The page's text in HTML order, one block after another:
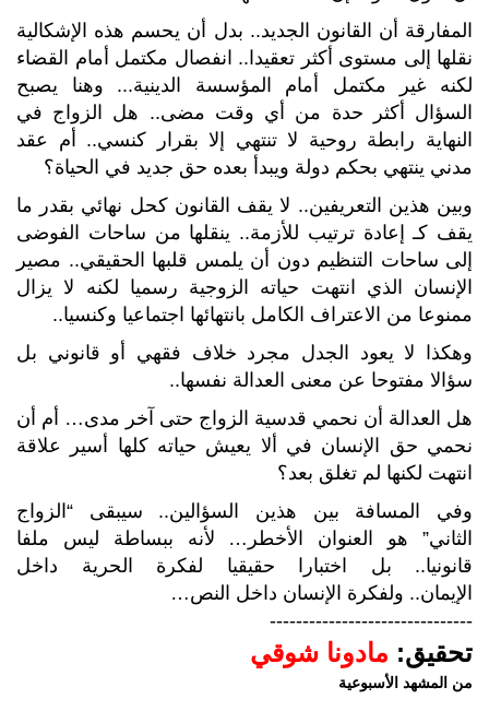
المفارقة أن القانون الجديد.. بدل أن يحسم هذه الإشكالية
نقلها إلى مستوى أكثر تعقيدا.. انفصال مكتمل أمام القضاء
لكنه غير مكتمل أمام المؤسسة الدينية... وهنا يصبح
السؤال أكثر حدة من أي وقت مضى.. هل الزواج في
النهاية رابطة روحية لا تنتهي إلا بقرار كنسي.. أم عقد
مدني ينتهي بحكم دولة ويبدأ بعده حق جديد في الحياة؟
وبين هذين التعريفين.. لا يقف القانون كحل نهائي بقدر ما
يقف كـ إعادة ترتيب للأزمة.. ينقلها من ساحات الفوضى
إلى ساحات التنظيم دون أن يلمس قلبها الحقيقي.. مصير
الإنسان الذي انتهت حياته الزوجية رسميا لكنه لا يزال
ممنوعا من الاعتراف الكامل بانتهائها اجتماعيا وكنسيا..
وهكذا لا يعود الجدل مجرد خلاف فقهي أو قانوني بل
سؤالا مفتوحا عن معنى العدالة نفسها..
هل العدالة أن نحمي قدسية الزواج حتى آخر مدى… أم أن
نحمي حق الإنسان في ألا يعيش حياته كلها أسير علاقة
انتهت لكنها لم تغلق بعد؟
وفي المسافة بين هذين السؤالين.. سيبقى “الزواج
الثاني” هو العنوان الأخطر… لأنه ببساطة ليس ملفا
قانونيا.. بل اختبارا حقيقيا لفكرة الحرية داخل
الإيمان.. ولفكرة الإنسان داخل النص…
-------------------------------
تحقيق: مادونا شوقي
من المشهد الأسبوعية